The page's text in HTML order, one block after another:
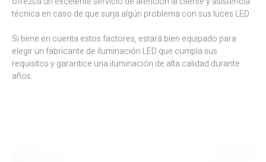
técnica en caso de que surja algún problema con sus luces LED.
Si tiene en cuenta estos factores, estará bien equipado para
elegir un fabricante de iluminación LED que cumpla sus
requisitos y garantice una iluminación de alta calidad durante
años.